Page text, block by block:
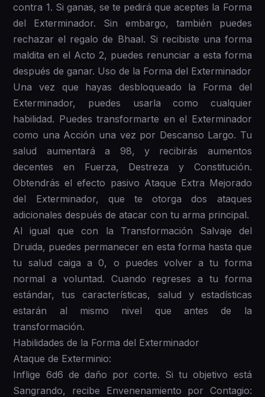
contra 1. Si ganas, se te pedirá que aceptes la Forma
del Exterminador. Sin embargo, también puedes
rechazar el regalo de Bhaal. Si recibiste una forma
maldita en el Acto 2, puedes renunciar a esta forma
después de ganar. Uso de la Forma del Exterminador
Una vez que hayas desbloqueado la Forma del
Exterminador, puedes usarla como cualquier
habilidad. Puedes transformarte en el Exterminador
como una Acción una vez por Descanso Largo. Tu
salud aumentará a 98, y recibirás aumentos
decentes en Fuerza, Destreza y Constitución.
Obtendrás el efecto pasivo Ataque Extra Mejorado
del Exterminador, que te otorga dos ataques
adicionales después de atacar con tu arma principal.
Al igual que con la Transformación Salvaje del
Druida, puedes permanecer en esta forma hasta que
tu salud caiga a 0, o puedes volver a tu forma
normal a voluntad. Cuando regreses a tu forma
estándar, tus características, salud y estadísticas
estarán al mismo nivel que antes de la
transformación.
Habilidades de la Forma del Exterminador
Ataque de Exterminio:
Inflige 6d6 de daño por corte. Si tu objetivo está
Sangrando, recibe Envenenamiento por Contagio: